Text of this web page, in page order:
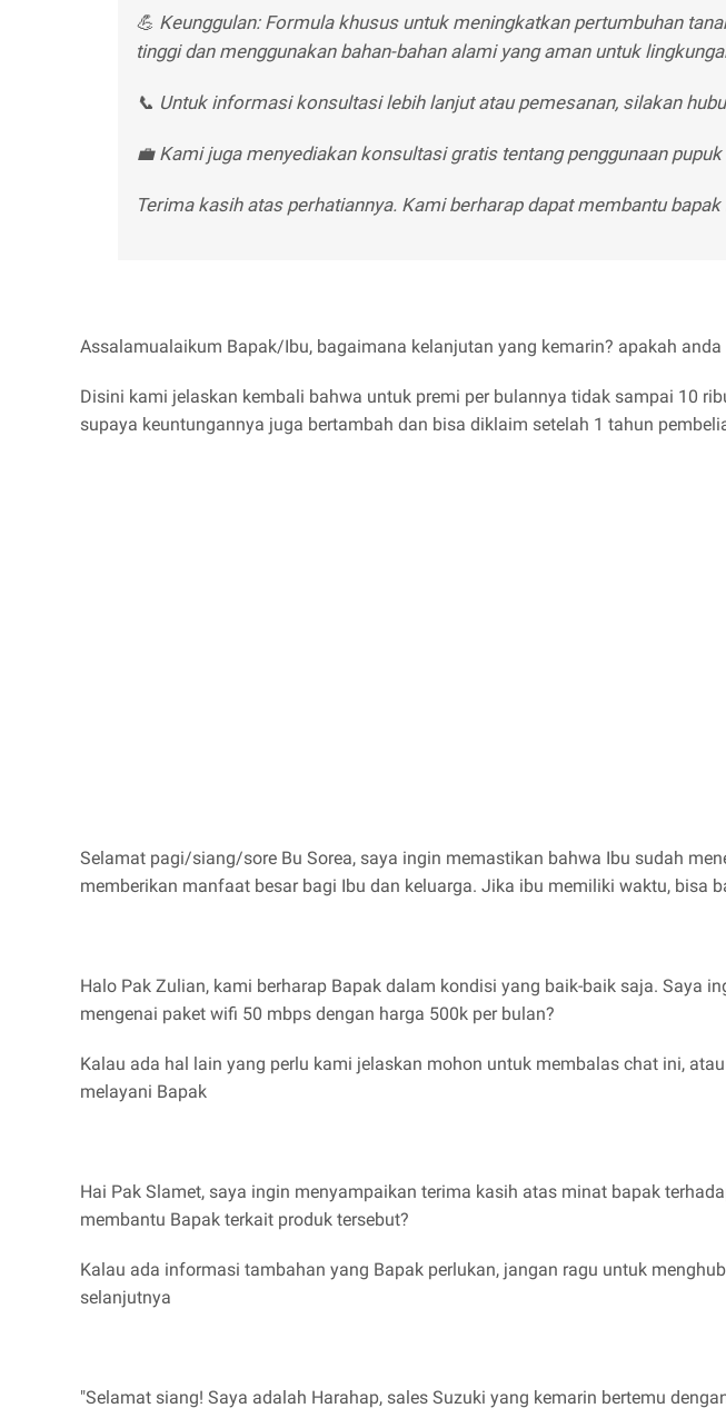
💪 Keunggulan: Formula khusus untuk meningkatkan pertumbuhan
tinggi dan menggunakan bahan-bahan alami yang aman untuk
📞 Untuk informasi konsultasi lebih lanjut atau pemesanan, silakan
💼 Kami juga menyediakan konsultasi gratis tentang penggunaan
Terima kasih atas perhatiannya. Kami berharap dapat membantu
Assalamualaikum Bapak/Ibu, bagaimana kelanjutan yang kemarin? apakah
Disini kami jelaskan kembali bahwa untuk premi per bulannya tidak sampai 10
supaya keuntungannya juga bertambah dan bisa diklaim setelah 1 tahun
Selamat pagi/siang/sore Bu Sorea, saya ingin memastikan bahwa Ibu sudah
memberikan manfaat besar bagi Ibu dan keluarga. Jika ibu memiliki waktu, bisa
Halo Pak Zulian, kami berharap Bapak dalam kondisi yang baik-baik saja. Saya
mengenai paket wifi 50 mbps dengan harga 500k per bulan?
Kalau ada hal lain yang perlu kami jelaskan mohon untuk membalas chat ini,
melayani Bapak
Hai Pak Slamet, saya ingin menyampaikan terima kasih atas minat bapak
membantu Bapak terkait produk tersebut?
Kalau ada informasi tambahan yang Bapak perlukan, jangan ragu untuk
selanjutnya
"Selamat siang! Saya adalah Harahap, sales Suzuki yang kemarin bertemu